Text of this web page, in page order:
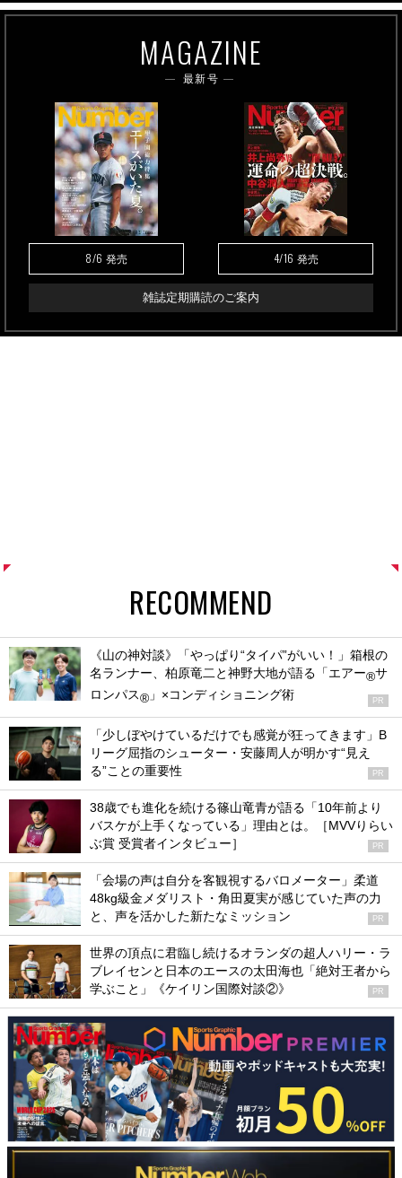
MAGAZINE
最新号
8/6 発売 4/16 発売
雑誌定期購読のご案内
RECOMMEND
《山の神対談》「やっぱり“タイパ”がいい！」箱根の
名ランナー、柏原竜二と神野大地が語る「エアー®サ
ロンパス® 」×コンディショニング術 PR
「少しぼやけているだけでも感覚が狂ってきます」B
リーグ屈指のシューター・安藤周人が明かす“見え
る”ことの重要性
PR
38歳でも進化を続ける篠山竜青が語る「10年前より
バスケが上手くなっている」理由とは。［MVVりらい
ぶ賞 受賞者インタビュー］
PR
「会場の声は自分を客観視するバロメーター」柔道
48kg級金メダリスト・角田夏実が感じていた声の力
と、声を活かした新たなミッション
PR
世界の頂点に君臨し続けるオランダの超人ハリー・ラ
ブレイセンと日本のエースの太田海也「絶対王者から
学ぶこと」《ケイリン国際対談②》
PR